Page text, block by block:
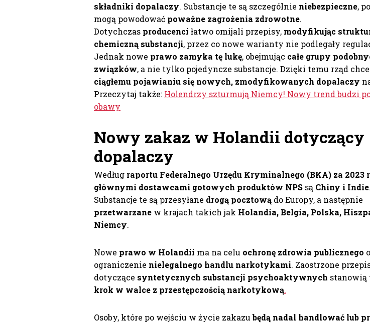
składniki dopalaczy. Substancje te są szczególnie niebezpieczne,
mogą powodować poważne zagrożenia zdrowotne.
Dotychczas producenci łatwo omijali przepisy, modyfikując
chemiczną substancji, przez co nowe warianty nie podlegały
Jednak nowe prawo zamyka tę lukę, obejmując całe grupy
związków, a nie tylko pojedyncze substancje. Dzięki temu rząd
ciągłemu pojawianiu się nowych, zmodyfikowanych dopalaczy
Przeczytaj także: Holendrzy szturmują Niemcy! Nowy trend budzi
obawy
Nowy zakaz w Holandii dotyczący
dopalaczy
Według raportu Federalnego Urzędu Kryminalnego (BKA) za 2023
głównymi dostawcami gotowych produktów NPS są Chiny i Indie.
Substancje te są przesyłane drogą pocztową do Europy, a następnie
przetwarzane w krajach takich jak Holandia, Belgia, Polska,
Niemcy.
Nowe prawo w Holandii ma na celu ochronę zdrowia publicznego
ograniczenie nielegalnego handlu narkotykami. Zaostrzone
dotyczące syntetycznych substancji psychoaktywnych stanowią
krok w walce z przestępczością narkotykową.
Osoby, które po wejściu w życie zakazubędą nadal handlować lub